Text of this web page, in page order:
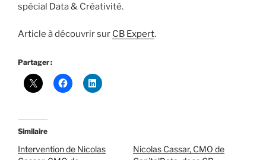
spécial Data & Créativité.
Article à découvrir sur CB Expert.
Partager :
Similaire
Intervention de Nicolas
Nicolas Cassar, CMO de